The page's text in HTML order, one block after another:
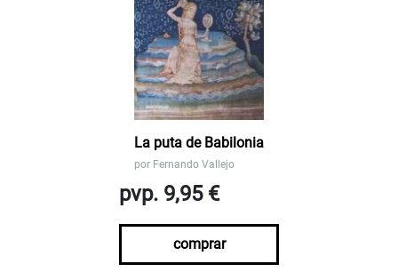
La puta de Babilonia
por Fernando Vallejo
pvp. 9,95 €
comprar